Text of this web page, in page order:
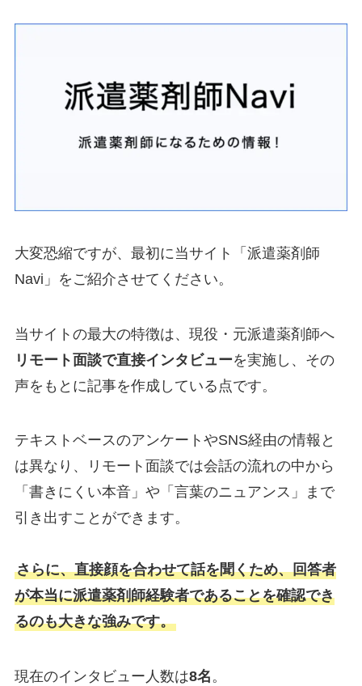
大変恐縮ですが、最初に当サイト「派遣薬剤師
Navi」をご紹介させてください。
当サイトの最大の特徴は、現役・元派遣薬剤師へ
リモート面談で直接インタビューを実施し、その
声をもとに記事を作成している点です。
テキストベースのアンケートやSNS経由の情報と
は異なり、リモート面談では会話の流れの中から
「書きにくい本音」や「言葉のニュアンス」まで
引き出すことができます。
さらに、直接顔を合わせて話を聞くため、回答者
が本当に派遣薬剤師経験者であることを確認でき
るのも大きな強みです。
現在のインタビュー人数は8名。